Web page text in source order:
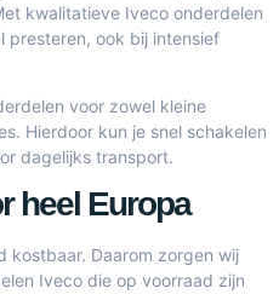
kwalitatieve Iveco onderdelen
presteren, ook bij intensief
voor zowel kleine
Hierdoor kun je snel schakelen
dagelijks transport.
heel Europa
kostbaar. Daarom zorgen wij
Iveco die op voorraad zijn